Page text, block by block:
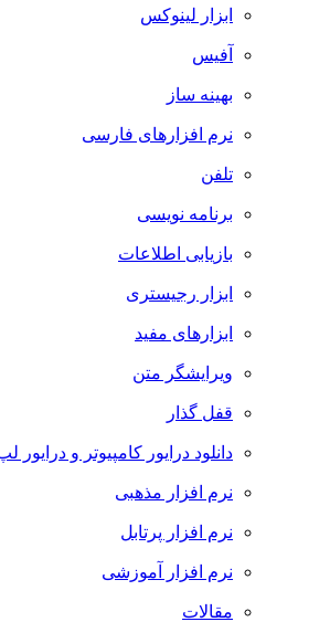
ابزار لینوکس
آفیس
بهینه ساز
نرم افزارهای فارسی
تلفن
برنامه نویسی
بازیابی اطلاعات
ابزار رجیستری
ابزارهای مفید
ویرایشگر متن
قفل گذار
دانلود درایور کامپیوتر و درایور
نرم افزار مذهبی
نرم افزار پرتابل
نرم افزار آموزشی
مقالات